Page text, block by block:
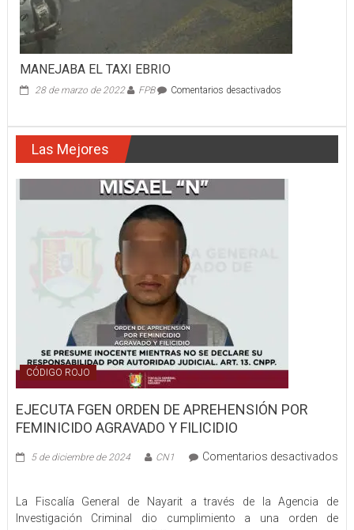
MANEJABA EL TAXI EBRIO
28 de marzo de 2022 FPB Comentarios desactivadosen
Las Mejores
CÓDIGO ROJO
EJECUTA FGEN ORDEN DE APREHENSIÓN POR
FEMINICIDO AGRAVADO Y FILICIDIO
5 de diciembre de 2024 CN1
Comentarios desactivados
FGEN
ORDEN
La Fiscalía General de Nayarit a través de la Agencia de
Investigación Criminal dio cumplimiento a una orden de